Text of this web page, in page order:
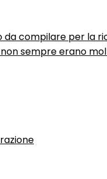
da compilare per la
sempre erano